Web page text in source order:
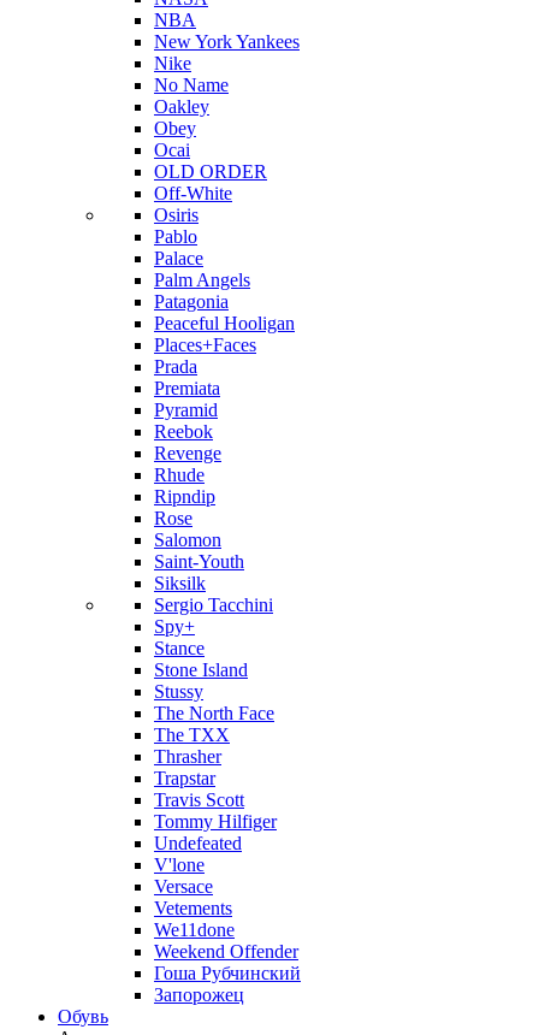
NBA
New York Yankees
Nike
No Name
Oakley
Obey
Ocai
OLD ORDER
Off-White
Osiris
Pablo
Palace
Palm Angels
Patagonia
Peaceful Hooligan
Places+Faces
Prada
Premiata
Pyramid
Reebok
Revenge
Rhude
Ripndip
Rose
Salomon
Saint-Youth
Siksilk
Sergio Tacchini
Spy+
Stance
Stone Island
Stussy
The North Face
The TXX
Thrasher
Trapstar
Travis Scott
Tommy Hilfiger
Undefeated
V'lone
Versace
Vetements
We11done
Weekend Offender
Гоша Рубчинский
Запорожец
Обувь